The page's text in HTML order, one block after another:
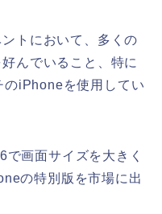
トにおいて、多くの
んでいること、特に
のiPhoneを使用してい
画面サイズを大きく
の特別版を市場に出